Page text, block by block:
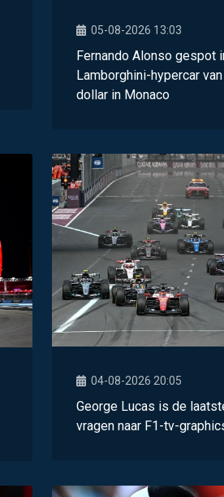
05-08-2026 13:03
Fernando Alonso gespot
Lamborghini-hypercar
dollar in Monaco
04-08-2026 20:05
George Lucas is de
vragen naar F1-tv-